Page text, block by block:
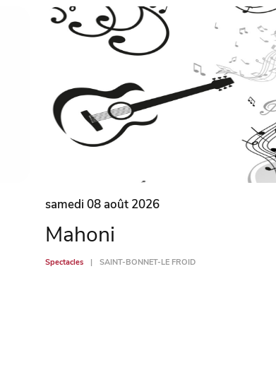
samedi 08 août 2026
Mahoni
Spectacles SAINT-BONNET-LE FROID